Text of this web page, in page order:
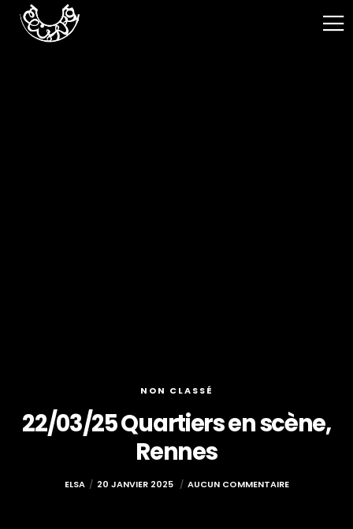
NON CLASSÉ
22/03/25 Quartiers en scène,
Rennes
ELSA 20 JANVIER 2025 AUCUN COMMENTAIRE